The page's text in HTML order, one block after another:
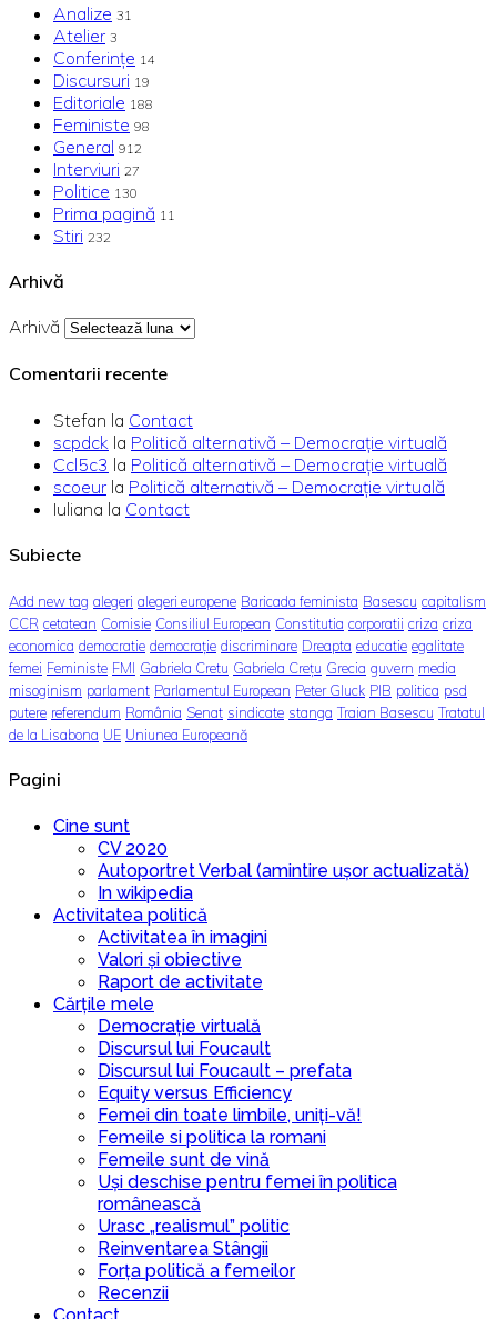
Analize 31
Atelier 3
Conferințe 14
Discursuri 19
Editoriale 188
Feministe 98
General 912
Interviuri 27
Politice 130
Prima pagină 11
Stiri 232
Arhivă
Arhivă
Comentarii recente
Stefan la Contact
scpdck la Politică alternativă – Democraţie virtuală
Ccl5c3 la Politică alternativă – Democraţie virtuală
scoeur la Politică alternativă – Democraţie virtuală
Iuliana la Contact
Subiecte
Add new tag alegeri alegeri europene Baricada feminista Basescu capitalism
CCR cetatean Comisie Consiliul European Constitutia corporatii criza criza
economica democratie democrație discriminare Dreapta educatie egalitate
femei Feministe FMI Gabriela Cretu Gabriela Crețu Grecia guvern media
misoginism parlament Parlamentul European Peter Gluck PIB politica psd
putere referendum România Senat sindicate stanga Traian Basescu Tratatul
de la Lisabona UE Uniunea Europeană
Pagini
Cine sunt
CV 2020
Autoportret Verbal (amintire ușor actualizată)
In wikipedia
Activitatea politică
Activitatea în imagini
Valori și obiective
Raport de activitate
Cărțile mele
Democrație virtuală
Discursul lui Foucault
Discursul lui Foucault – prefata
Equity versus Efficiency
Femei din toate limbile, uniți-vă!
Femeile si politica la romani
Femeile sunt de vină
Uși deschise pentru femei în politica
românească
Urasc „realismul” politic
Reinventarea Stângii
Forța politică a femeilor
Recenzii